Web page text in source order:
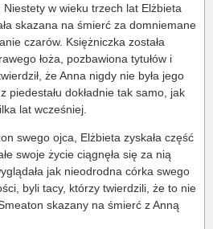
w wieku trzech lat Elżbieta
skazana na śmierć za domniemane
czarów. Księżniczka została
łoża, pozbawiona tytułów i
że Anna nigdy nie była jego
piedestału dokładnie tak samo, jak
lat wcześniej.
swego ojca, Elżbieta zyskała część
swoje życie ciągnęła się za nią
jak nieodrodna córka swego
byli tacy, którzy twierdzili, że to nie
skazany na śmierć z Anną